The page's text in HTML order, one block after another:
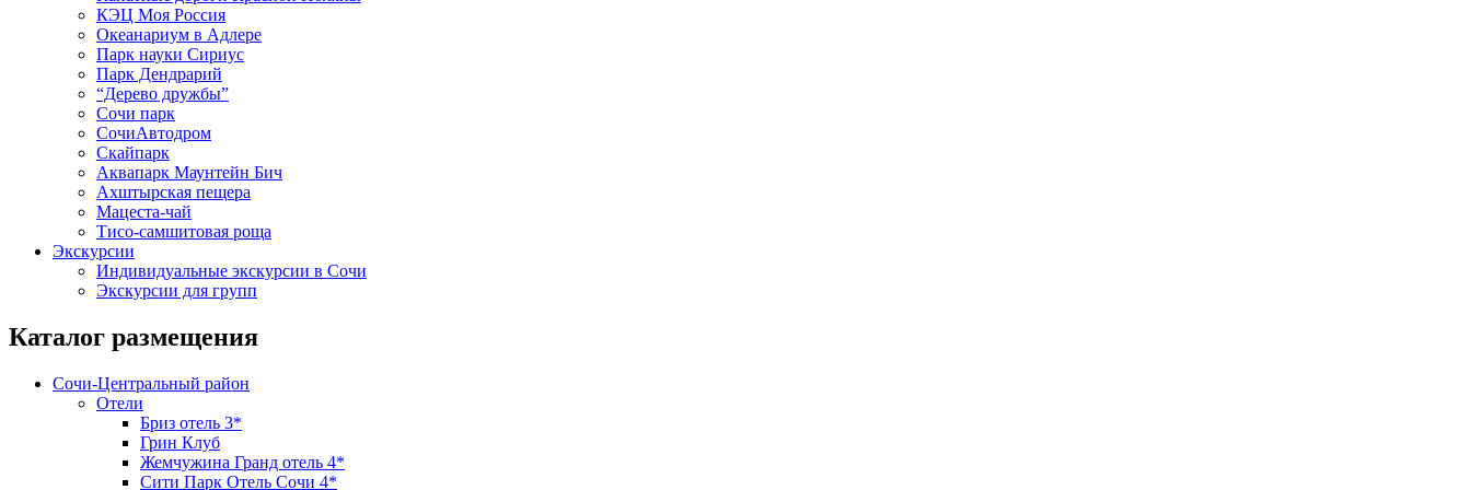
КЭЦ Моя Россия
Океанариум в Адлере
Парк науки Сириус
Парк Дендрарий
“Дерево дружбы”
Сочи парк
СочиАвтодром
Скайпарк
Аквапарк Маунтейн Бич
Ахштырская пещера
Мацеста-чай
Тисо-самшитовая роща
Экскурсии
Индивидуальные экскурсии в Сочи
Экскурсии для групп
Каталог размещения
Сочи-Центральный район
Отели
Бриз отель 3*
Грин Клуб
Жемчужина Гранд отель 4*
Сити Парк Отель Сочи 4*